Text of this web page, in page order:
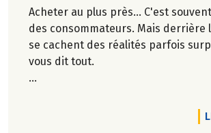
Acheter au plus près... C'est
des consommateurs. Mais derrière
se cachent des réalités parfois
vous dit tout.